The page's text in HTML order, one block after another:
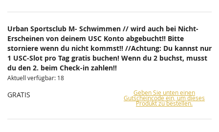
Urban Sportsclub M- Schwimmen // wird auch bei Nicht-
Erscheinen von deinem USC Konto abgebucht!! Bitte
storniere wenn du nicht kommst!! //Achtung: Du kannst nur
1 USC-Slot pro Tag gratis buchen! Wenn du 2 buchst, musst
du den 2. beim Check-in zahlen!!
Aktuell verfügbar: 18
GRATIS Geben Sie unten einen
Gutscheincode ein, um dieses
Produkt zu bestellen.